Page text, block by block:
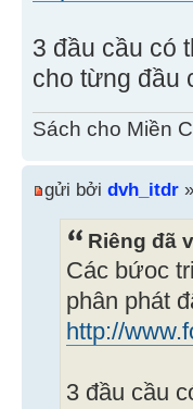
3 đầu cầu có
cho từng đầu
Sách cho Miền
gửi bởi dvh_itdr
Riêng đã
Các bứoc
phân phát
http://
3 đầu cầu